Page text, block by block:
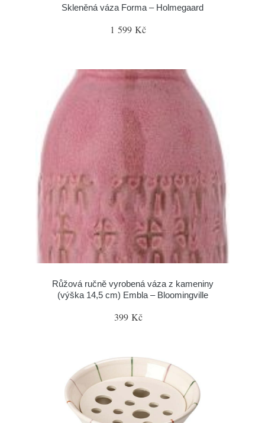
Skleněná váza Forma – Holmegaard
1 599 Kč
Růžová ručně vyrobená váza z kameniny
(výška 14,5 cm) Embla – Bloomingville
399 Kč